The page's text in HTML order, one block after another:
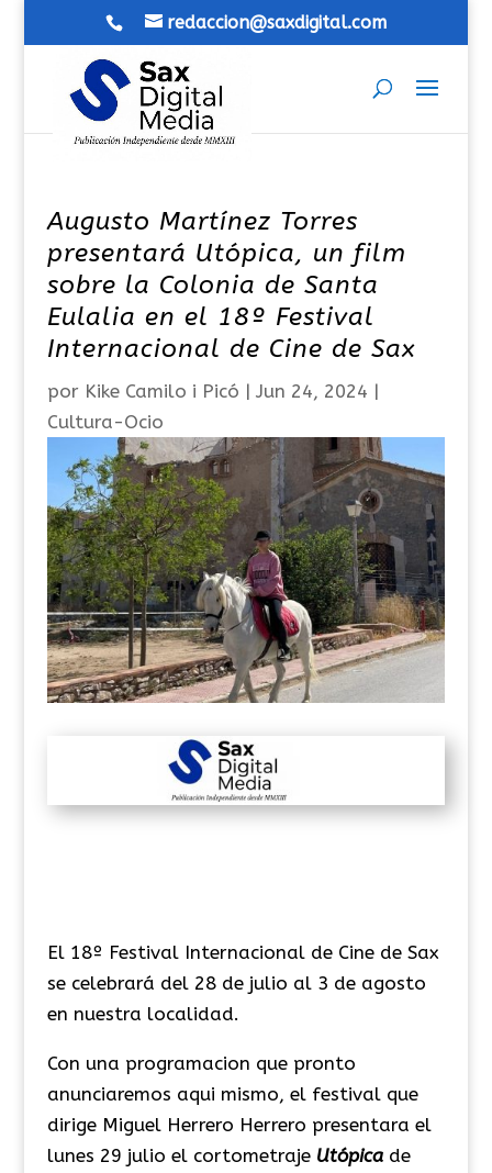
redaccion@saxdigital.com
Augusto Martínez Torres
presentará Utópica, un film
sobre la Colonia de Santa
Eulalia en el 18º Festival
Internacional de Cine de Sax
por Kike Camilo i Picó | Jun 24, 2024 |
Cultura-Ocio
El 18º Festival Internacional de Cine de Sax
se celebrará del 28 de julio al 3 de agosto
en nuestra localidad.
Con una programacion que pronto
anunciaremos aqui mismo, el festival que
dirige Miguel Herrero Herrero presentara el
lunes 29 julio el cortometraje Utópicade